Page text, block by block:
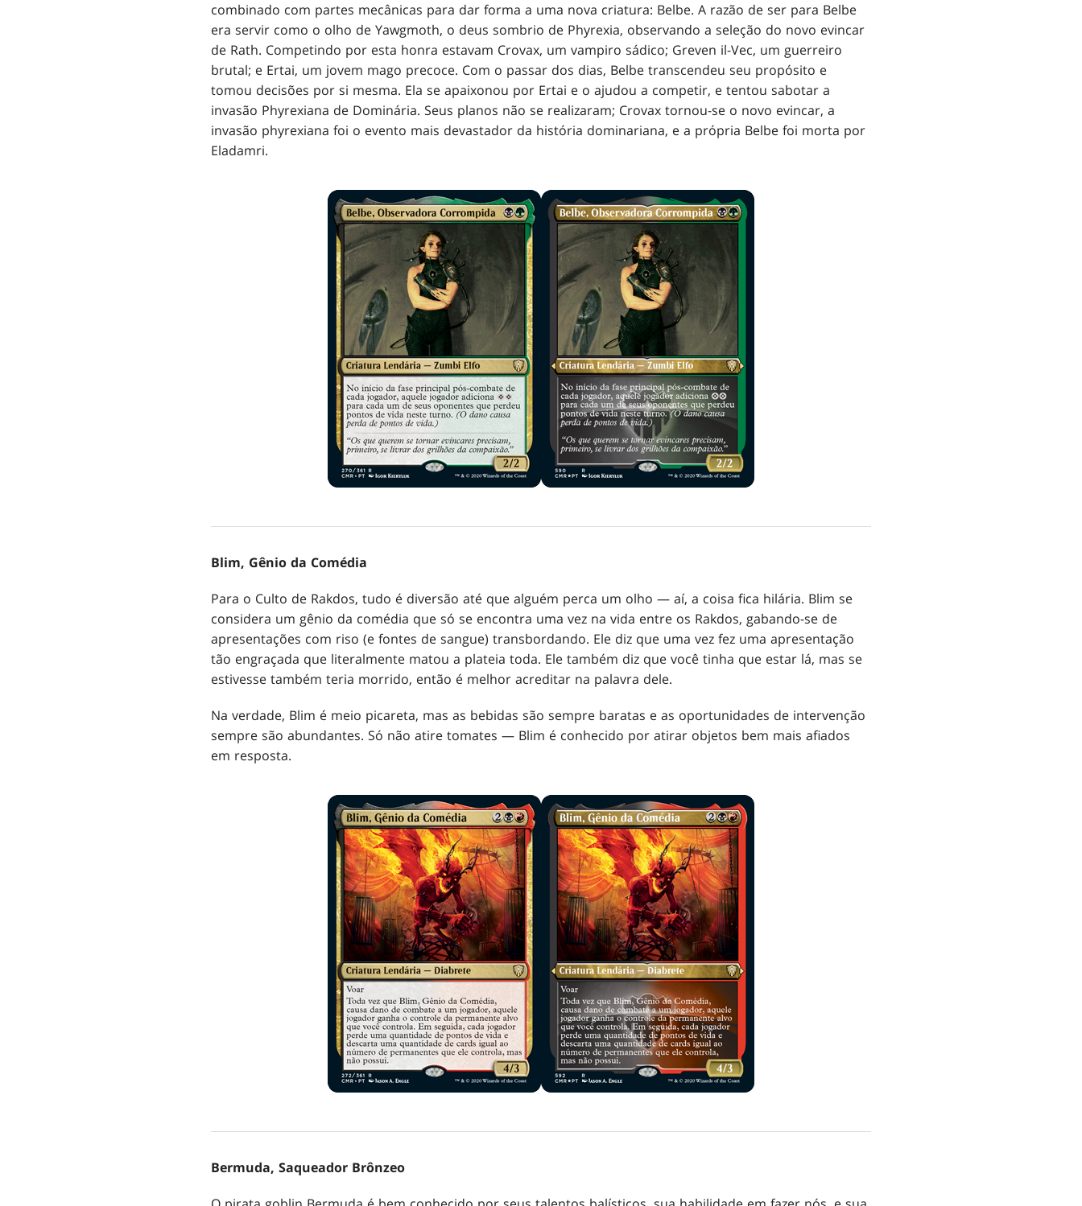
combinado com partes mecânicas para dar forma a uma nova criatura: Belbe. A razão de ser para Belbe
era servir como o olho de Yawgmoth, o deus sombrio de Phyrexia, observando a seleção do novo evincar
de Rath. Competindo por esta honra estavam Crovax, um vampiro sádico; Greven il-Vec, um guerreiro
brutal; e Ertai, um jovem mago precoce. Com o passar dos dias, Belbe transcendeu seu propósito e
tomou decisões por si mesma. Ela se apaixonou por Ertai e o ajudou a competir, e tentou sabotar a
invasão Phyrexiana de Dominária. Seus planos não se realizaram; Crovax tornou-se o novo evincar, a
invasão phyrexiana foi o evento mais devastador da história dominariana, e a própria Belbe foi morta por
Eladamri.
Blim, Gênio da Comédia
Para o Culto de Rakdos, tudo é diversão até que alguém perca um olho — aí, a coisa fica hilária. Blim se
considera um gênio da comédia que só se encontra uma vez na vida entre os Rakdos, gabando-se de
apresentações com riso (e fontes de sangue) transbordando. Ele diz que uma vez fez uma apresentação
tão engraçada que literalmente matou a plateia toda. Ele também diz que você tinha que estar lá, mas se
estivesse também teria morrido, então é melhor acreditar na palavra dele.
Na verdade, Blim é meio picareta, mas as bebidas são sempre baratas e as oportunidades de intervenção
sempre são abundantes. Só não atire tomates — Blim é conhecido por atirar objetos bem mais afiados
em resposta.
Bermuda, Saqueador Brônzeo